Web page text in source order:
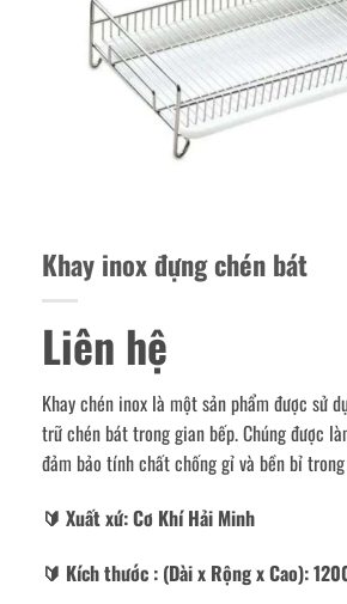
Khay inox đựng chén bát
Liên hệ
Khay chén inox là một sản phẩm được sử
trữ chén bát trong gian bếp. Chúng được
đảm bảo tính chất chống gỉ và bền bỉ
🔰️ Xuất xứ: Cơ Khí Hải Minh
🔰️ Kích thước : (Dài x Rộng x Cao):